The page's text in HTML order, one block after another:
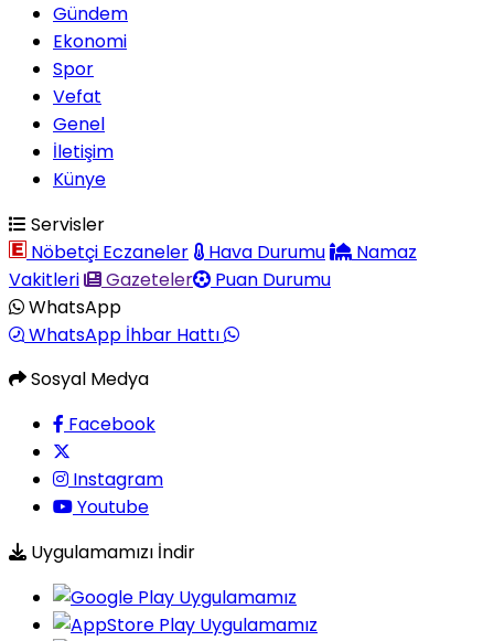
Gündem
Ekonomi
Spor
Vefat
Genel
İletişim
Künye
Servisler
Nöbetçi Eczaneler
Hava Durumu
Namaz
Vakitleri
Gazeteler
Puan Durumu
WhatsApp
WhatsApp İhbar Hattı
Sosyal Medya
Facebook
Instagram
Youtube
Uygulamamızı İndir